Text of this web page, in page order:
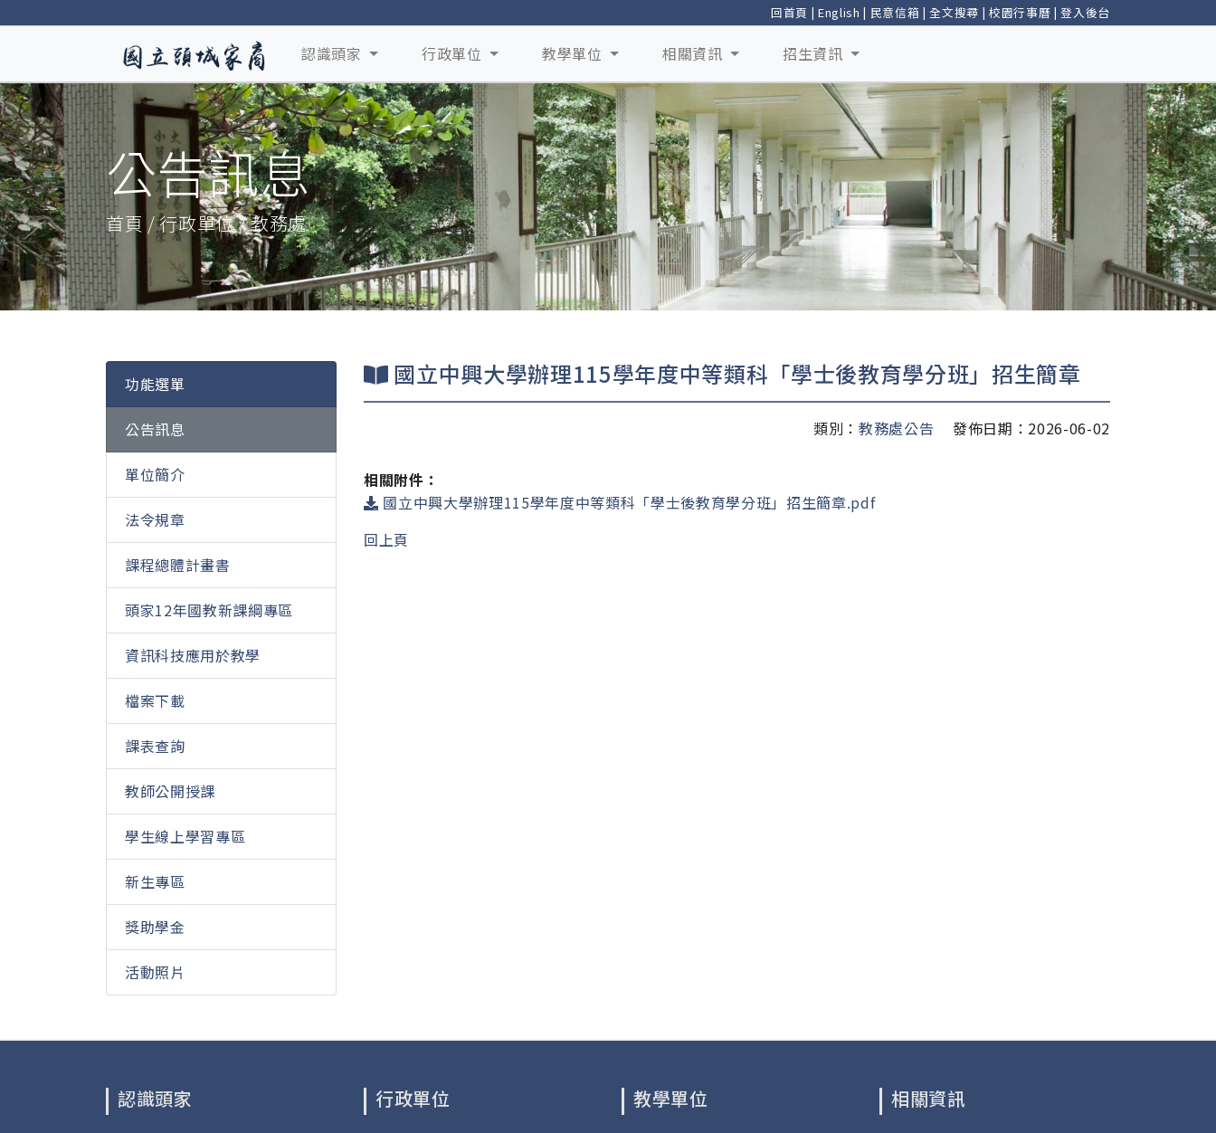
回首頁 | English | 民意信箱 |全文搜尋 | 校園行事曆 |登入後台
認識頭家 行政單位 教學單位 相關資訊 招生資訊
公告訊息
首頁 / 行政單位 / 教務處
功能選單
公告訊息
單位簡介
法令規章
課程總體計畫書
頭家12年國教新課綱專區
資訊科技應用於教學
檔案下載
課表查詢
教師公開授課
學生線上學習專區
新生專區
獎助學金
活動照片
國立中興大學辦理115學年度中等類科「學士後教育學分班」招生簡章
類別： 教務處公告 發佈日期：2026-06-02
相關附件：
國立中興大學辦理115學年度中等類科「學士後教育學分班」招生簡章.pdf
回上頁
認識頭家 行政單位 教學單位 相關資訊